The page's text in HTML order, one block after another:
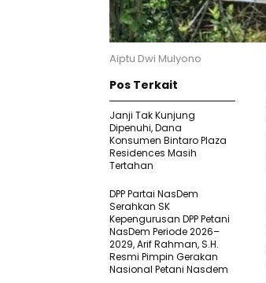
Aiptu Dwi Mulyono
Pos Terkait
Janji Tak Kunjung
Dipenuhi, Dana
Konsumen Bintaro Plaza
Residences Masih
Tertahan
DPP Partai NasDem
Serahkan SK
Kepengurusan DPP Petani
NasDem Periode 2026–
2029, Arif Rahman, S.H.
Resmi Pimpin Gerakan
Nasional Petani Nasdem